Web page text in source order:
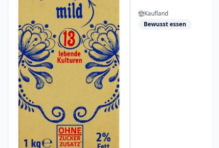
Kaufland
Bewusst essen